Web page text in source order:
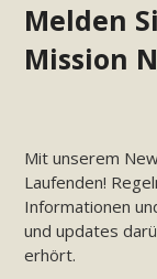
Melden
Mission
Mit unserem
Laufenden!
Informationen
und updates
erhört.